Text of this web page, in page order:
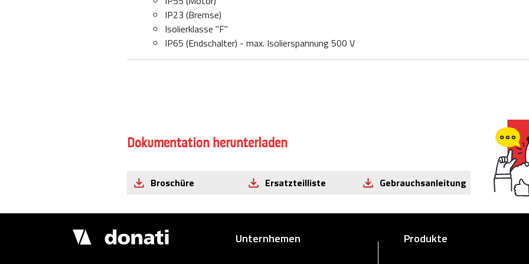
IP23 (Bremse)
Isolierklasse "F"
IP65 (Endschalter) - max. Isolierspannung 500 V
Dokumentation herunterladen
Broschüre Ersatzteilliste Gebrauchsanleitung
Demagcranes
Unternhemen Produkte